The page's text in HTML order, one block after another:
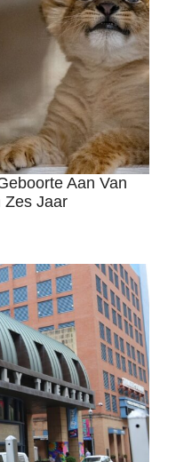
Aan Van
Zes Jaar